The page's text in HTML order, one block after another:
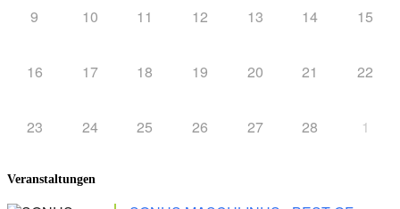
9 10 11 12 13 14 15
16 17 18 19 20 21 22
23 24 25 26 27 28 1
Veranstaltungen